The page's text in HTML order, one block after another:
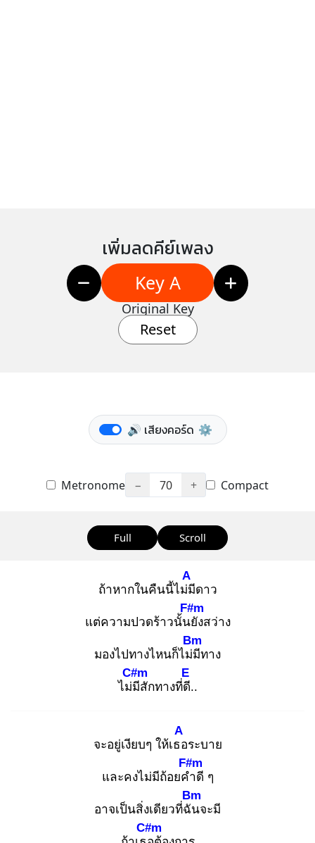
เพิ่มลดคีย์เพลง
Key A
Original Key
Reset
🔊 เสียงคอร์ด ⚙️
Metronome − 70 + Compact
Full Scroll
ถ้าหากในคืนนี้ไม่มี
A
ดาว
แต่ความปวดร้าวนั้นยั
F#m
งสว่าง
มองไปทางไหนก็ไม่มี
Bm
ทาง
ไม่มี
C#m
สักทางที่ดี.
E
.
จะอยู่เงียบๆ ให้เธอ
A
ระบาย
และคงไม่มีถ้อยคำ
F#m
ดี ๆ
อาจเป็นสิ่งเดียวที่ฉัน
Bm
จะมี
C#m